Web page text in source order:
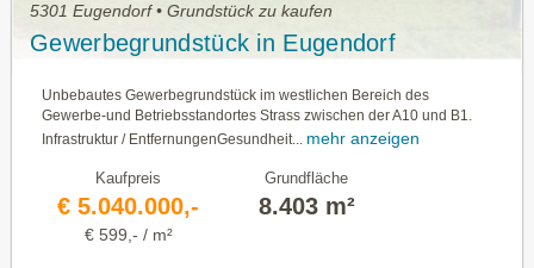
5301 Eugendorf • Grundstück zu kaufen
Gewerbegrundstück in Eugendorf
Unbebautes Gewerbegrundstück im westlichen Bereich des
Gewerbe-und Betriebsstandortes Strass zwischen der A10 und B1.
Infrastruktur / EntfernungenGesundheit... mehr anzeigen
Kaufpreis
€ 5.040.000,-
€ 599,- / m²
Grundfläche
8.403 m²